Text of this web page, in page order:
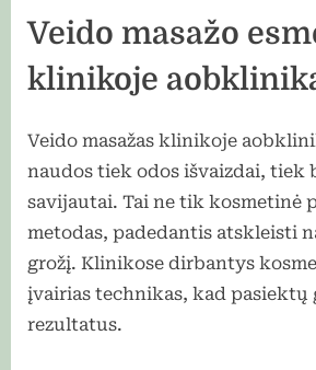
Veido masažo
klinikoje
Veido masažas klinikoje
naudos tiek odos išvaizdai, tiek
savijautai. Tai ne tik kosmetinė
metodas, padedantis atskleisti
grožį. Klinikose dirbantys
įvairias technikas, kad pasiektų
rezultatus.